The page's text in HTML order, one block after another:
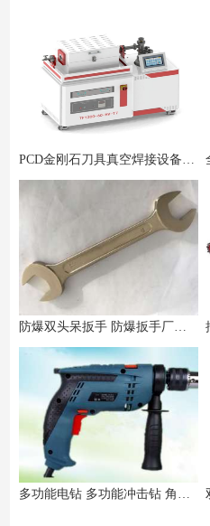
PCD金刚石刀具真空焊接设备 效率高
防爆双头呆扳手 防爆扳手厂家直销
多功能电钻 多功能冲击钻 角磨曲线锯电锤